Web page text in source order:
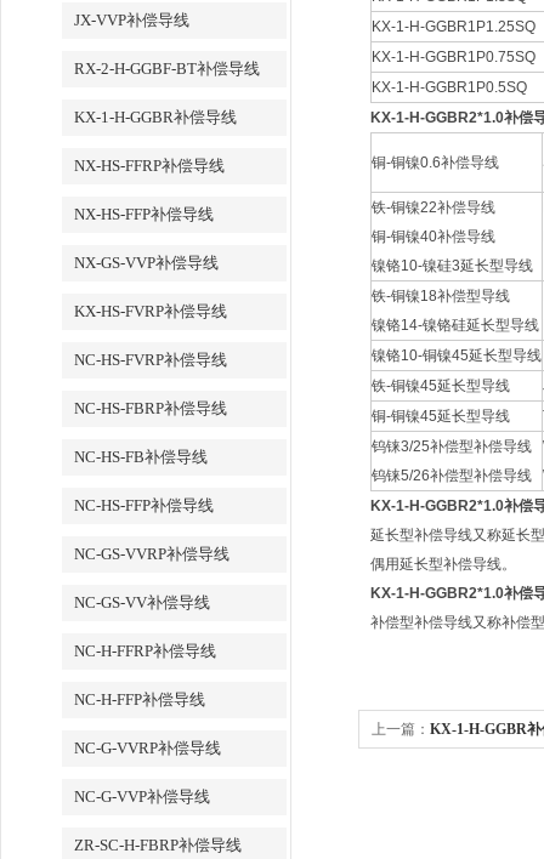
JX-VVP补偿导线
RX-2-H-GGBF-BT补偿导线
KX-1-H-GGBR补偿导线
NX-HS-FFRP补偿导线
NX-HS-FFP补偿导线
NX-GS-VVP补偿导线
KX-HS-FVRP补偿导线
NC-HS-FVRP补偿导线
NC-HS-FBRP补偿导线
NC-HS-FB补偿导线
NC-HS-FFP补偿导线
NC-GS-VVRP补偿导线
NC-GS-VV补偿导线
NC-H-FFRP补偿导线
NC-H-FFP补偿导线
NC-G-VVRP补偿导线
NC-G-VVP补偿导线
ZR-SC-H-FBRP补偿导线
KX-1-H-GGBR1P1.25SQ
KX-1-H-GGBR1P0.75SQ
KX-1-H-GGBR1P0.5SQ
KX-1-H-GGBR2*1.0补偿
铜-铜镍0.6补偿导线
铁-铜镍22补偿导线
铜-铜镍40补偿导线
镍铬10-镍硅3延长型导线
铁-铜镍18补偿型导线
镍铬14-镍铬硅延长型导线
镍铬10-铜镍45延长型导线
铁-铜镍45延长型导线
铜-铜镍45延长型导线
钨铼3/25补偿型补偿导线
钨铼5/26补偿型补偿导线
KX-1-H-GGBR2*1.0补偿
延长型补偿导线又称延长
偶用延长型补偿导线。
KX-1-H-GGBR2*1.0补偿
补偿型补偿导线又称补偿
上一篇： KX-1-H-GGBR